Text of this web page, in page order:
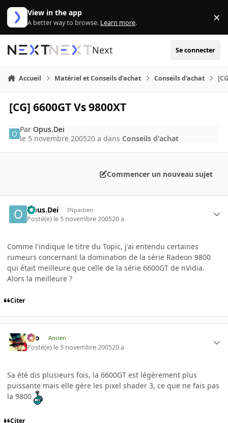
Aller au contenu
View in the app
A better way to browse. Learn more. ×
Next Se connecter
Accueil Matériel et Conseils d'achat Conseils d'achat
[CG] 6600GT Vs 9800XT
ParOpus.Dei
le 5 novembre 200520 a dans Conseils d'achat
Commencer un nouveau sujet
Opus.Dei INpactien
Posté(e) le 5 novembre 200520 a
Comme l'indique le titre du Topic, j'ai entendu certaines
rumeurs concernant la domination de la série Radeon 9800
qui était meilleure que celle de la série 6600GT de nVidia.
Alors la meilleure ?
Citer
eYo Ancien
Posté(e) le 5 novembre 200520 a
Sa été dis plusieurs fois, la 6600GT est légérement plus
puissante mais elle gère les pixel shader 3, ce que ne fais pas
la 9800
Citer